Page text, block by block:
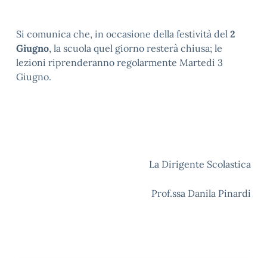
Si comunica che, in occasione della festività del 2
Giugno, la scuola quel giorno resterà chiusa; le
lezioni riprenderanno regolarmente Martedì 3
Giugno.
La Dirigente Scolastica
Prof.ssa Danila Pinardi